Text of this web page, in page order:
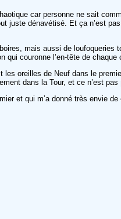
car personne ne sait
juste dénavétisé. Et ça n’est
mais aussi de
couronne l’en-tête de
oreilles de Neuf dans le
dans la Tour, et ce n’est pas
et qui m’a donné très envie de